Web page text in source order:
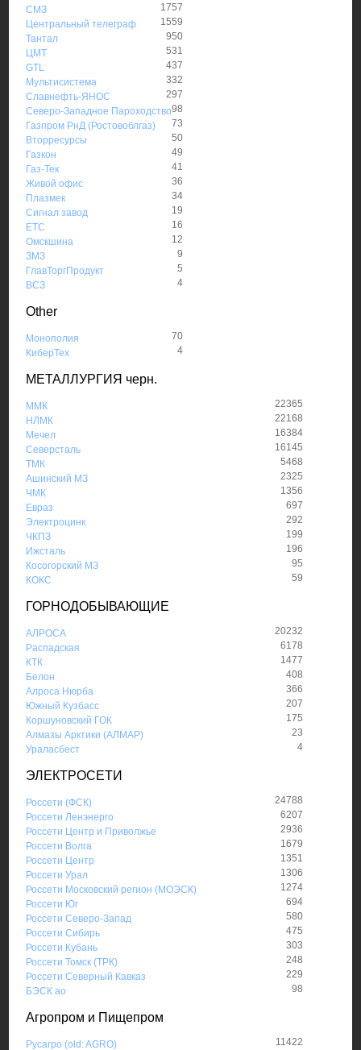
СМЗ
1757
Центральный телеграф
1559
Тантал
950
ЦМТ
531
GTL
437
Мультисистема
332
Славнефть-ЯНОС
297
Северо-Западное Пароходство98
Газпром РнД (Ростовоблгаз)
73
Вторресурсы
50
Газкон
49
Газ-Тек
41
Живой офис
36
Плазмек
34
Сигнал завод
19
ЕТС
16
Омскшина
12
ЗМЗ
9
ГлавТоргПродукт
5
ВСЗ
4
Other
Монополия
70
КиберТех
4
МЕТАЛЛУРГИЯ черн.
ММК
22365
НЛМК
22168
Мечел
16384
Северсталь
16145
ТМК
5468
Ашинский МЗ
2325
ЧМК
1356
Евраз
697
Электроцинк
292
ЧКПЗ
199
Ижсталь
196
Косогорский МЗ
95
КОКС
59
ГОРНОДОБЫВАЮЩИЕ
АЛРОСА
20232
Распадская
6178
КТК
1477
Белон
408
Алроса Нюрба
366
Южный Кузбасс
207
Коршуновский ГОК
175
Алмазы Арктики (АЛМАР)
23
Ураласбест
4
ЭЛЕКТРОСЕТИ
Россети (ФСК)
24788
Россети Ленэнерго
6207
Россети Центр и Приволжье
2936
Россети Волга
1679
Россети Центр
1351
Россети Урал
1306
Россети Московский регион (МОЭСК)
1274
Россети Юг
694
Россети Северо-Запад
580
Россети Сибирь
475
Россети Кубань
303
Россети Томск (ТРК)
248
Россети Северный Кавказ
229
БЭСК ао
98
Агропром и Пищепром
Русагро (old: AGRO) 11422